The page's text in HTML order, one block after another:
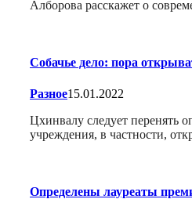
Алборова расскажет о
Собачье дело: пора
Разное15.01.2022
Цхинвалу следует перенять
учреждения, в частности,
Определены лауреаты